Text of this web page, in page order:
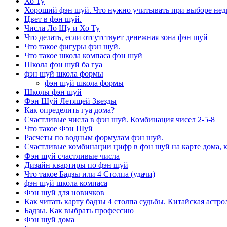
Хороший фэн шуй. Что нужно учитывать при выборе
Цвет в фэн шуй.
Числа Ло Шу и Хо Ту
Что делать, если отсутствует денежная зона фэн шуй
Что такое фигуры фэн шуй.
Что такое школа компаса фэн шуй
Школа фэн шуй ба гуа
фэн шуй школа формы
фэн шуй школа формы
Школы фэн шуй
Фэн Шуй Летящей Звезды
Как определить гуа дома?
Счастливые числа в фэн шуй. Комбинация чисел 2-5-8
Что такое Фэн Шуй
Расчеты по водным формулам фэн шуй.
Счастливые комбинации цифр в фэн шуй на карте дома,
Фэн шуй счастливые числа
Дизайн квартиры по фэн шуй
Что такое Бадзы или 4 Столпа (удачи)
фэн шуй школа компаса
Фэн шуй для новичков
Как читать карту бадзы 4 столпа судьбы. Китайская
Бадзы. Как выбрать профессию
Фэн шуй дома